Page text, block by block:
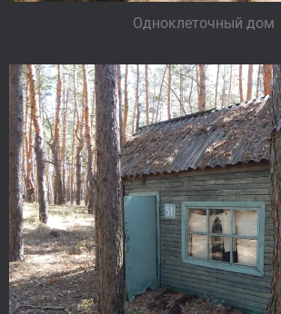
Одноклеточный дом